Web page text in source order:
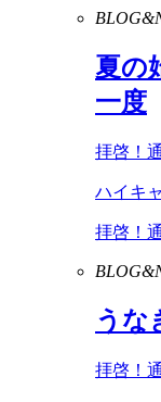
夏の
一度
拝啓！
ハイキ
拝啓！
うな
拝啓！